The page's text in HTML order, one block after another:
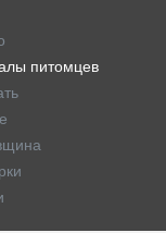
питомцев